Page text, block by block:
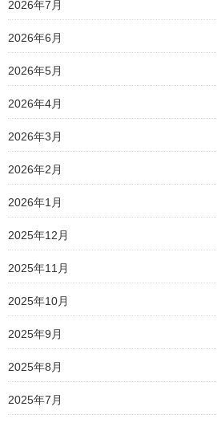
2026年7月
2026年6月
2026年5月
2026年4月
2026年3月
2026年2月
2026年1月
2025年12月
2025年11月
2025年10月
2025年9月
2025年8月
2025年7月